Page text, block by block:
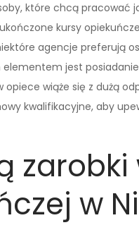
które chcą pracować
kursy
agencje preferują
jest
opiece wiąże się z dużą
kwalifikacyjne, aby
w